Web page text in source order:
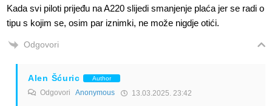
Kada svi piloti prijeđu na A220 slijedi smanjenje plaća jer se radi o
tipu s kojim se, osim par iznimki, ne može nigdje otići.
Odgovori
Alen Šćuric Author
Odgovori Anonymous 13.03.2025. 23:42